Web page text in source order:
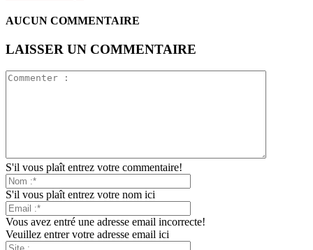
AUCUN COMMENTAIRE
LAISSER UN COMMENTAIRE
S'il vous plaît entrez votre commentaire!
S'il vous plaît entrez votre nom ici
Vous avez entré une adresse email incorrecte!
Veuillez entrer votre adresse email ici